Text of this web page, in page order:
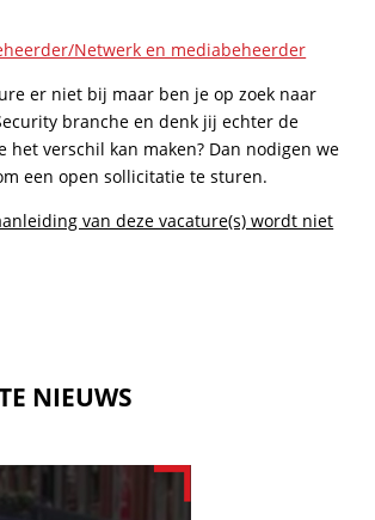
Netwerk en mediabeheerder
er niet bij maar ben je op zoek naar
branche en denk jij echter de
het verschil kan maken? Dan nodigen we
een open sollicitatie te sturen.
van deze vacature(s) wordt niet
NIEUWS